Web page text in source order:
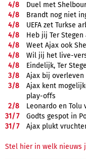
4/8
Duel met
4/8
Brandt nog niet
4/8
UEFA zet Turkse
4/8
Heb jij Ter
4/8
Weet Ajax ook
4/8
Wil jij het live-
4/8
Eindelijk, Ter
3/8
Ajax bij
3/8
Ajax kent
play-offs
2/8
Leonardo en
31/7
Godts gespot in
31/7 Ajax plukt
Stel hier in welk nieuws